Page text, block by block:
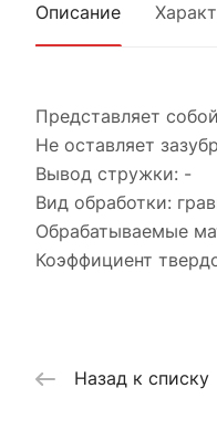
Описание
Представляет
Не оставляет
Вывод стружки: -
Вид обработки:
Обрабатываемые
Коэффициент
Назад к списку